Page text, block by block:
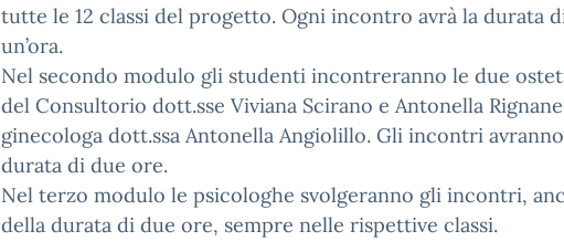
tutte le 12 classi del progetto. Ogni incontro avrà la durata
un’ora.
Nel secondo modulo gli studenti incontreranno le due
del Consultorio dott.sse Viviana Scirano e Antonella
ginecologa dott.ssa Antonella Angiolillo. Gli incontri
durata di due ore.
Nel terzo modulo le psicologhe svolgeranno gli incontri,
della durata di due ore, sempre nelle rispettive classi.